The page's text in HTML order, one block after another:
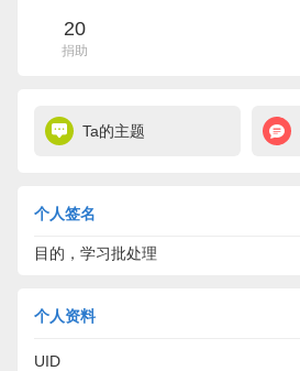
20
捐助
Ta的主题
个人签名
目的，学习批处理
个人资料
UID